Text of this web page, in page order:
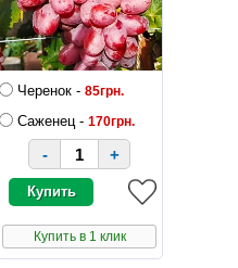
Черенок - 85грн.
Саженец - 170грн.
- +
Купить в 1 клик